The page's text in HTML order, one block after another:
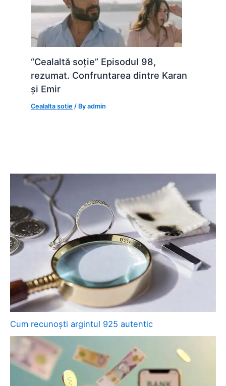
“Cealaltă soție” Episodul 98,
rezumat. Confruntarea dintre Karan
și Emir
Cealalta sotie / Byadmin
Cum recunoști argintul 925 autentic